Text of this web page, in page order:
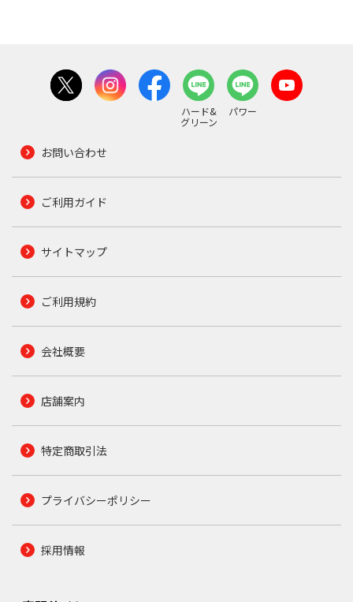
ハード&
グリーン
パワー
お問い合わせ
ご利用ガイド
サイトマップ
ご利用規約
会社概要
店舗案内
特定商取引法
プライバシーポリシー
採用情報